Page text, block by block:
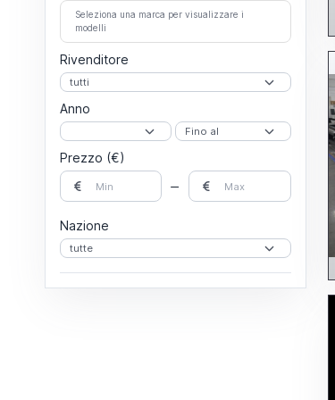
Seleziona una marca per visualizzare i
modelli
Rivenditore
Anno
Prezzo (€)
Nazione